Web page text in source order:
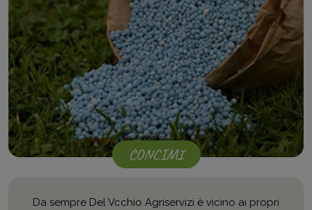
CONCIMI
Da sempre Del Vcchio Agriservizi è vicino ai propri